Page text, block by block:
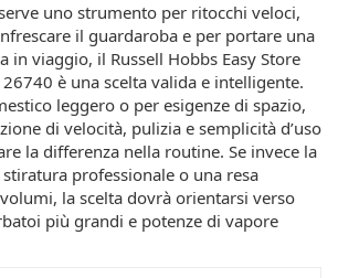
uno strumento per ritocchi veloci,
il guardaroba e per portare una
in viaggio, il Russell Hobbs Easy Store
è una scelta valida e intelligente.
leggero o per esigenze di spazio,
di velocità, pulizia e semplicità d’uso
la differenza nella routine. Se invece la
professionale o una resa
la scelta dovrà orientarsi verso
più grandi e potenze di vapore